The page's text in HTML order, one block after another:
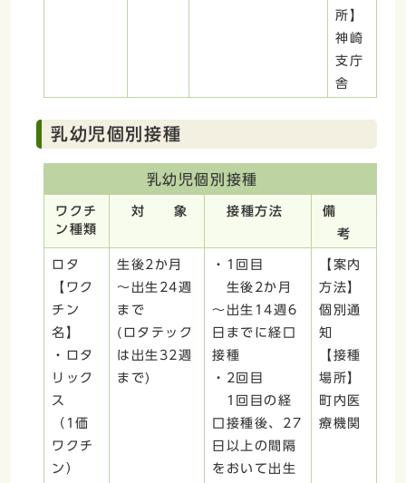
所】
神崎
支庁
舎
乳幼児個別接種
乳幼児個別接種
ワクチ
ン種類
対 象 接種方法
備
考
ロタ
【ワク
チン
名】
・ロタ
リック
ス
（1価
ワクチ
ン）
生後2か月
～出生24週
まで
(ロタテック
は出生32週
まで)
・1回目
生後2か月
～出生14週6
日までに経口
接種
・2回目
1回目の経
口接種後、27
日以上の間隔
をおいて出生
【案内
方法】
個別通
知
【接種
場所】
町内医
療機関